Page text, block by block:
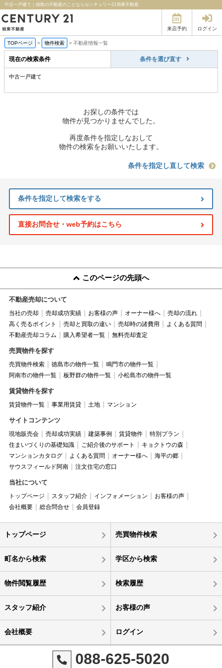
中古一戸建て｜徳島の不動産のことならセンチュリー21旭東不動産
来店予約 ログイン
TOPページ > 物件検索 > 不動産情報一覧
現在の検索条件 条件を選び直す
中古一戸建て
お探しの条件では
物件が見つかりませんでした。
再度条件を指定しなおして
物件の検索をお願いいたします。
条件を指定し直して検索
条件を指定して検索をする
直接お問合せ・web予約はこちら
このページの先頭へ
不動産売却について
当社の売却 売却成功実績 お客様の声 オーナー様へ
売却の流れ
高く売るポイント
売却と買取の違い 売却時の諸費用
よくある質問
不動産売却コラム
購入希望者一覧 無料売却査定
売買物件を探す
売買物件検索 徳島市の物件一覧
鳴門市の物件一覧
阿南市の物件一覧
板野群の物件一覧 小松島市の物件一覧
賃貸物件を探す
賃貸物件一覧 事業用賃貸 土地 マンション
サイトコンテンツ
現地販売会 売却成功実績 建築事例 賃貸物件
特別プラン
住まいづくりの基礎知識
ご紹介後のサポート
キョクトウの森
マンションカタログ
よくある質問 オーナー様へ
海平の郷
サウスフィールド阿南
注文住宅の窓口
当社について
トップページ スタッフ紹介 インフォメーション
お客様の声
会社概要
総合問合せ 会員登録
トップページ 売買物件検索
町名から検索 学区から検索
物件閲覧履歴 検索履歴
スタッフ紹介 お客様の声
会社概要 ログイン
088-625-5020